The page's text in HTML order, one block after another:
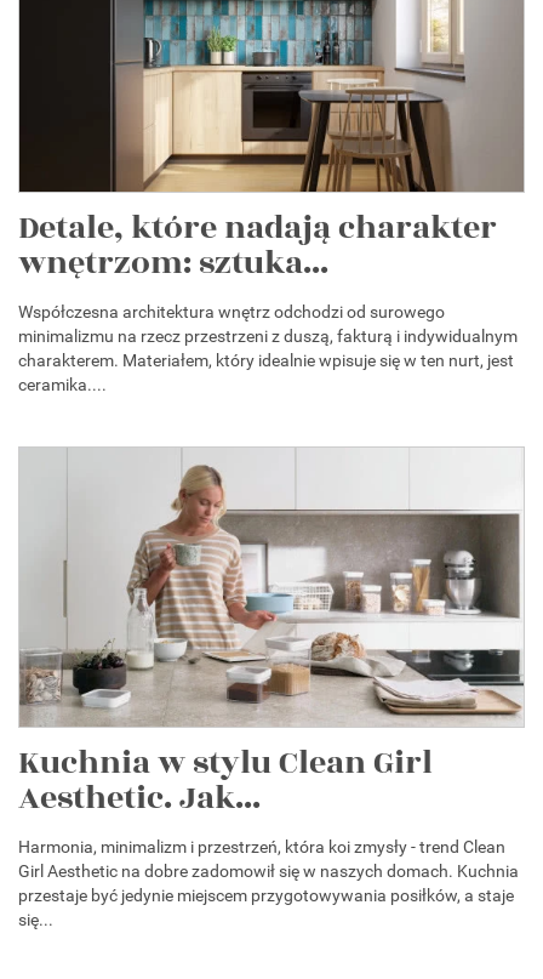
Detale, które nadają charakter
wnętrzom: sztuka...
Współczesna architektura wnętrz odchodzi od surowego
minimalizmu na rzecz przestrzeni z duszą, fakturą i indywidualnym
charakterem. Materiałem, który idealnie wpisuje się w ten nurt, jest
ceramika....
Kuchnia w stylu Clean Girl
Aesthetic. Jak...
Harmonia, minimalizm i przestrzeń, która koi zmysły - trend Clean
Girl Aesthetic na dobre zadomowił się w naszych domach. Kuchnia
przestaje być jedynie miejscem przygotowywania posiłków, a staje
się...